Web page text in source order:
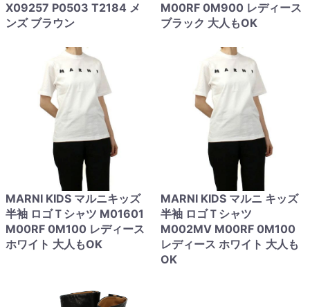
X09257 P0503 T2184 メ
ンズ ブラウン
M00RF 0M900 レディース
ブラック 大人もOK
MARNI KIDS マルニキッズ
半袖 ロゴＴシャツ M01601
M00RF 0M100 レディース
ホワイト 大人もOK
MARNI KIDS マルニ キッズ
半袖 ロゴＴシャツ
M002MV M00RF 0M100
レディース ホワイト 大人も
OK